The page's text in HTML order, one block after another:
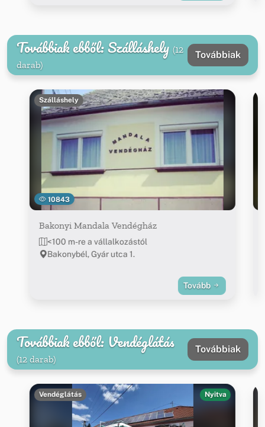
Továbbiak ebből: Szálláshely (12
darab)
Továbbiak
10843
Szálláshely
Bakonyi Mandala Vendégház
<100 m-re a vállalkozástól
Bakonybél, Gyár utca 1.
Tovább
Továbbiak ebből: Vendéglátás
(12 darab)
Továbbiak
Vendéglátás Nyitva